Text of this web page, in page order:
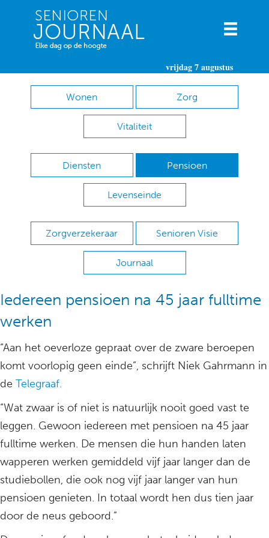
vrijdag 7 augustus
Wonen Zorg
Vitaliteit
Diensten Pensioen
Levenseinde
Zorgverzekeraar Senioren Visie
Journaal
Iedereen pensioen na 45 jaar fulltime
werken
“Aan het oeverloze gepraat over de zware beroepen
komt voorlopig geen einde”, schrijft Niek Gahrmann in
de Telegraaf.
“Wat zwaar is of niet is natuurlijk nooit goed vast te
leggen. Gewoon iedereen met pensioen na 45 jaar
fulltime werken. De mensen die hun handen laten
wapperen werken gemiddeld vijf jaar langer dan de
studiebollen, die ook nog vijf jaar langer van hun
pensioen genieten. In totaal wordt hen dus tien jaar
door de neus geboord.”